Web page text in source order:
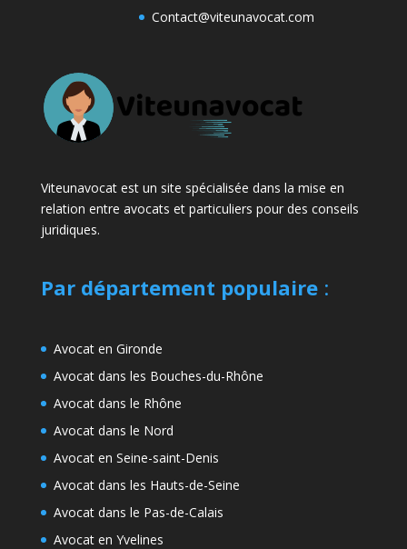
Contact@viteunavocat.com
Viteunavocat est un site spécialisée dans la mise en
relation entre avocats et particuliers pour des conseils
juridiques.
Par département populaire:
Avocat en Gironde
Avocat dans les Bouches-du-Rhône
Avocat dans le Rhône
Avocat dans le Nord
Avocat en Seine-saint-Denis
Avocat dans les Hauts-de-Seine
Avocat dans le Pas-de-Calais
Avocat en Yvelines